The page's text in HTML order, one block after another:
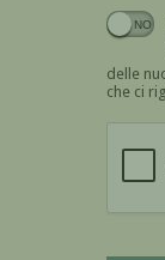
delle
che ci